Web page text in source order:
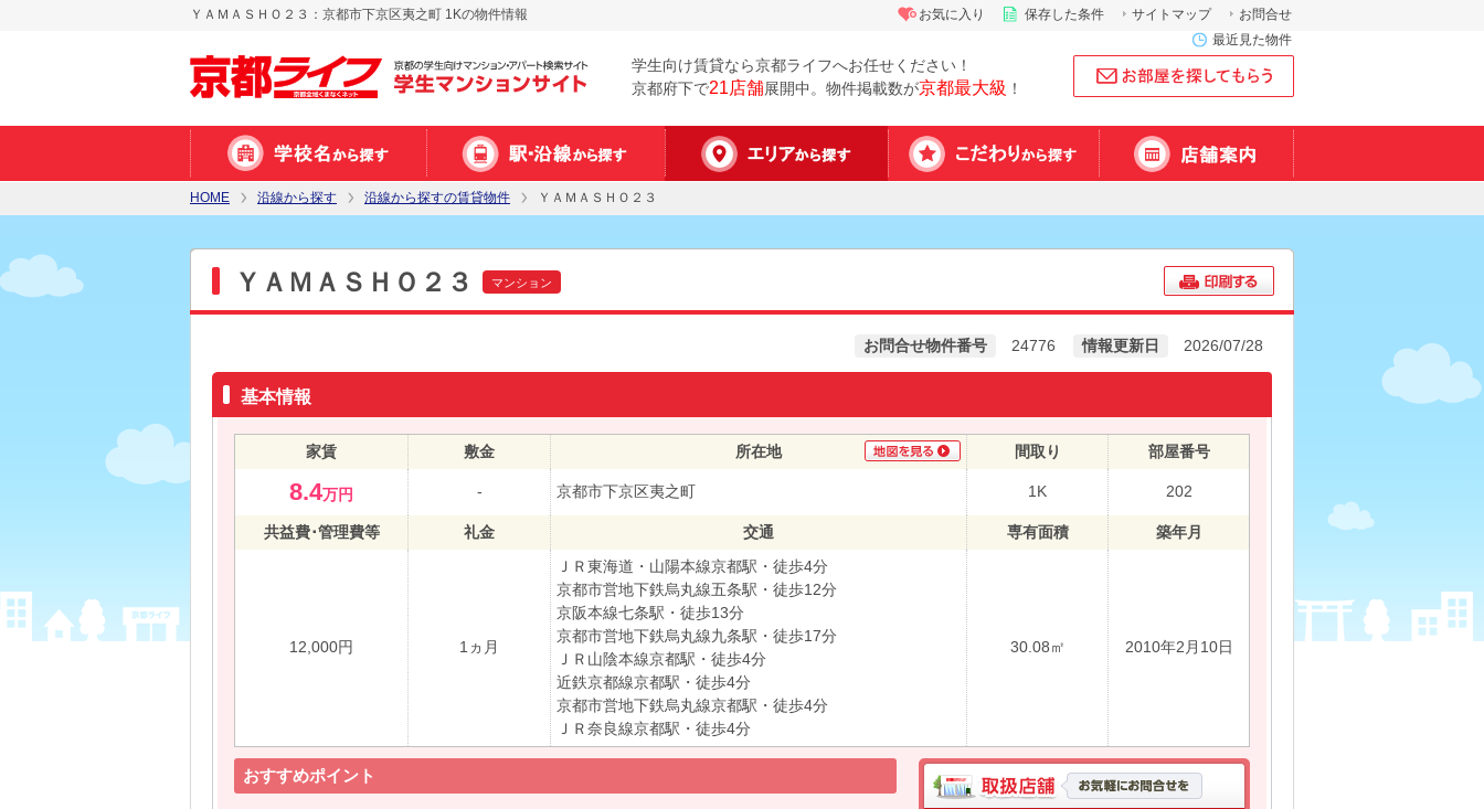
ＹＡＭＡＳＨＯ２３：京都市下京区夷之町 1Kの物件情報
学生向け賃貸なら京都ライフへお任せください！
京都府下で21店舗展開中。物件掲載数が京都最大級 ！
お問合せ
サイトマップ
保存した条件
お気に入り
最近見た物件
HOME 沿線から探す 沿線から探すの賃貸物件 ＹＡＭＡＳＨＯ２３
ＹＡＭＡＳＨＯ２３ マンション
お問合せ物件番号 24776 情報更新日 2026/07/28
基本情報
家賃 敷金 所在地 間取り 部屋番号
8.4万円 - 京都市下京区夷之町 1K 202
共益費･管理費等 礼金 交通 専有面積 築年月
12,000円 1ヵ月
ＪＲ東海道・山陽本線京都駅・徒歩4分
京都市営地下鉄烏丸線五条駅・徒歩12分
京阪本線七条駅・徒歩13分
京都市営地下鉄烏丸線九条駅・徒歩17分
ＪＲ山陰本線京都駅・徒歩4分
近鉄京都線京都駅・徒歩4分
京都市営地下鉄烏丸線京都駅・徒歩4分
ＪＲ奈良線京都駅・徒歩4分
30.08㎡ 2010年2月10日
おすすめポイント